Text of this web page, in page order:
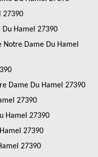
27390
Hamel 27390
Dame Du Hamel
Dame Du Hamel 27390
27390
Hamel 27390
27390
27390